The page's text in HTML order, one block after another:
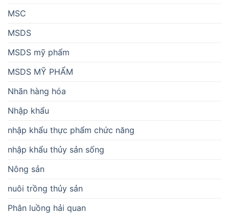
MSC
MSDS
MSDS mỹ phẩm
MSDS MỸ PHẨM
Nhãn hàng hóa
Nhập khẩu
nhập khẩu thực phẩm chức năng
nhập khẩu thủy sản sống
Nông sản
nuôi trồng thủy sản
Phân luồng hải quan